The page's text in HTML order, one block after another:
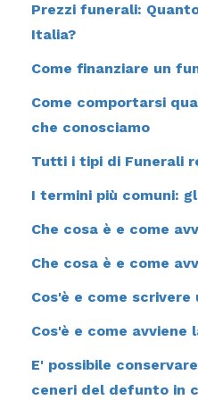
Prezzi funerali:
Italia?
Come finanziare un
Come comportarsi
che conosciamo
Tutti i tipi di Funerali
I termini più comuni:
Che cosa è e come
Che cosa è e come
Cos'è e come
Cos'è e come avviene
E' possibile
ceneri del defunto in